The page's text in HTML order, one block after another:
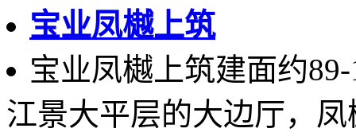
宝业凤樾上筑
宝业凤樾上筑建面约
江景大平层的大边厅，